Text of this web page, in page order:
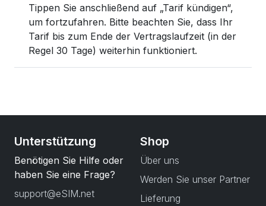
Tippen Sie anschließend auf „Tarif kündigen“,
um fortzufahren. Bitte beachten Sie, dass Ihr
Tarif bis zum Ende der Vertragslaufzeit (in der
Regel 30 Tage) weiterhin funktioniert.
Unterstützung
Benötigen Sie Hilfe oder
haben Sie eine Frage?
support@eSIM.net
Shop
Über uns
Werden Sie unser Partner
Lieferung